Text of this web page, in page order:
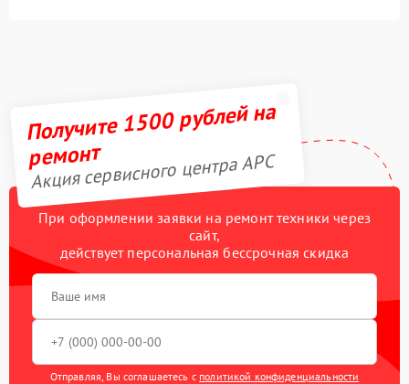
Получите 1500 рублей на
ремонт
Акция сервисного центра APC
При оформлении заявки на ремонт техники через
сайт,
действует персональная бессрочная скидка
Отправляя, Вы соглашаетесь с политикой конфиденциальности